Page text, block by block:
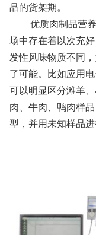
品的货架期。
优质肉制品营养
场中存在着以次充
发性风味物质不同
了可能。比如应用
可以明显区分滩羊
肉、牛肉、鸭肉样
型，并用未知样品